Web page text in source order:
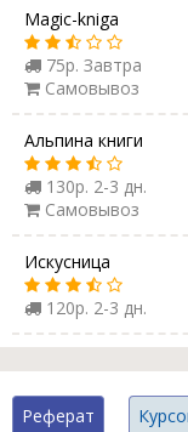
Magic-kniga
75р. Завтра
Самовывоз
Альпина книги
130р. 2-3 дн.
Самовывоз
Искусница
120р. 2-3 дн.
Реферат